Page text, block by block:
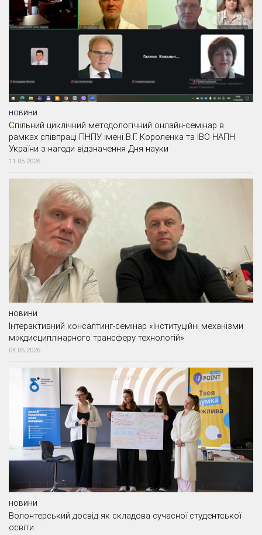
НОВИНИ
Спільний циклічний методологічний онлайн-семінар в
рамках співпраці ПНПУ імені В.Г. Короленка та ІВО НАПН
України з нагоди відзначення Дня науки
11.05.2026
НОВИНИ
Інтерактивний консалтинг-семінар «Інституційні механізми
міждисциплінарного трансферу технологій»
04.05.2026
НОВИНИ
Волонтерський досвід як складова сучасної студентської
освіти